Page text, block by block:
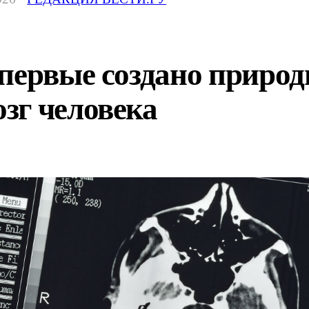
создано
человека